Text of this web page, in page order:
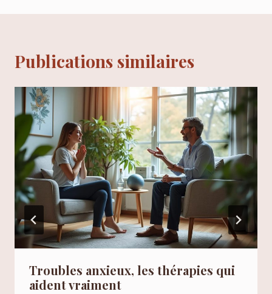
Publications similaires
Troubles anxieux, les thérapies qui
aident vraiment